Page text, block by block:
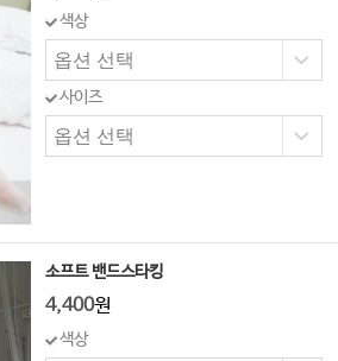
색상
사이즈
소프트 밴드스타킹
4,400원
색상